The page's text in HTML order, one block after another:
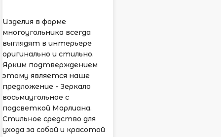
Изделия в форме
многоугольника всегда
выглядят в интерьере
оригинально и стильно.
Ярким подтверждением
этому является наше
предложение - Зеркало
восьмиугольное с
подсветкой Марлиана.
Стильное средство для
ухода за собой и красотой